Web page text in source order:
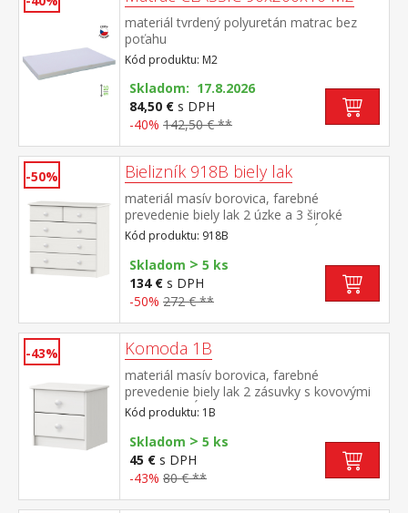
materiál tvrdený polyuretán matrac bez
poťahu
Kód produktu: M2
Skladom: 17.8.2026
84,50 € s DPH
-40% 142,50 € **
-50% Bielizník 918B biely lak
materiál masív borovica, farebné
prevedenie biely lak 2 úzke a 3 široké
zásuvky s kovovými pojazdmi, hĺbka
zásuvky 32,5 cm
Kód produktu: 918B
Skladom > 5 ks
134 € s DPH
-50% 272 € **
-43% Komoda 1B
materiál masív borovica, farebné
prevedenie biely lak 2 zásuvky s kovovými
pojazdmi, hĺbka zásuvky 27,5 cm
Kód produktu: 1B
Skladom > 5 ks
45 € s DPH
-43% 80 € **